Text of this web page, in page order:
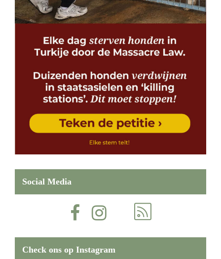
Social Media
Check ons op Instagram